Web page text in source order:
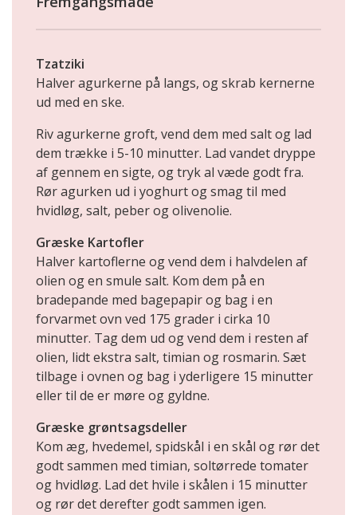
Tzatziki
Halver agurkerne på langs, og skrab kernerne
ud med en ske.
Riv agurkerne groft, vend dem med salt og lad
dem trække i 5-10 minutter. Lad vandet dryppe
af gennem en sigte, og tryk al væde godt fra.
Rør agurken ud i yoghurt og smag til med
hvidløg, salt, peber og olivenolie.
Græske Kartofler
Halver kartoflerne og vend dem i halvdelen af
olien og en smule salt. Kom dem på en
bradepande med bagepapir og bag i en
forvarmet ovn ved 175 grader i cirka 10
minutter. Tag dem ud og vend dem i resten af
olien, lidt ekstra salt, timian og rosmarin. Sæt
tilbage i ovnen og bag i yderligere 15 minutter
eller til de er møre og gyldne.
Græske grøntsagsdeller
Kom æg, hvedemel, spidskål i en skål og rør det
godt sammen med timian, soltørrede tomater
og hvidløg. Lad det hvile i skålen i 15 minutter
og rør det derefter godt sammen igen.